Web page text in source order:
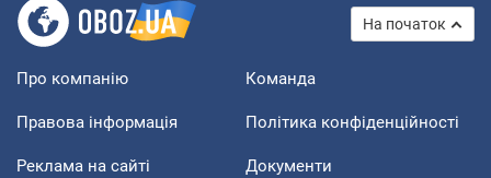
На початок
Про компанію Команда
Правова інформація Політика конфіденційності
Реклама на сайті Документи